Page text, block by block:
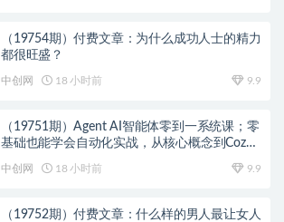
（19754期）付费文章：为什么成功人士的精力
都很旺盛？
中创网 18 小时前 9.9
（19751期）Agent AI智能体零到一系统课；零
基础也能学会自动化实战，从核心概念到Coze
中创网 18 小时前 9.9
（19752期）付费文章：什么样的男人最让女人